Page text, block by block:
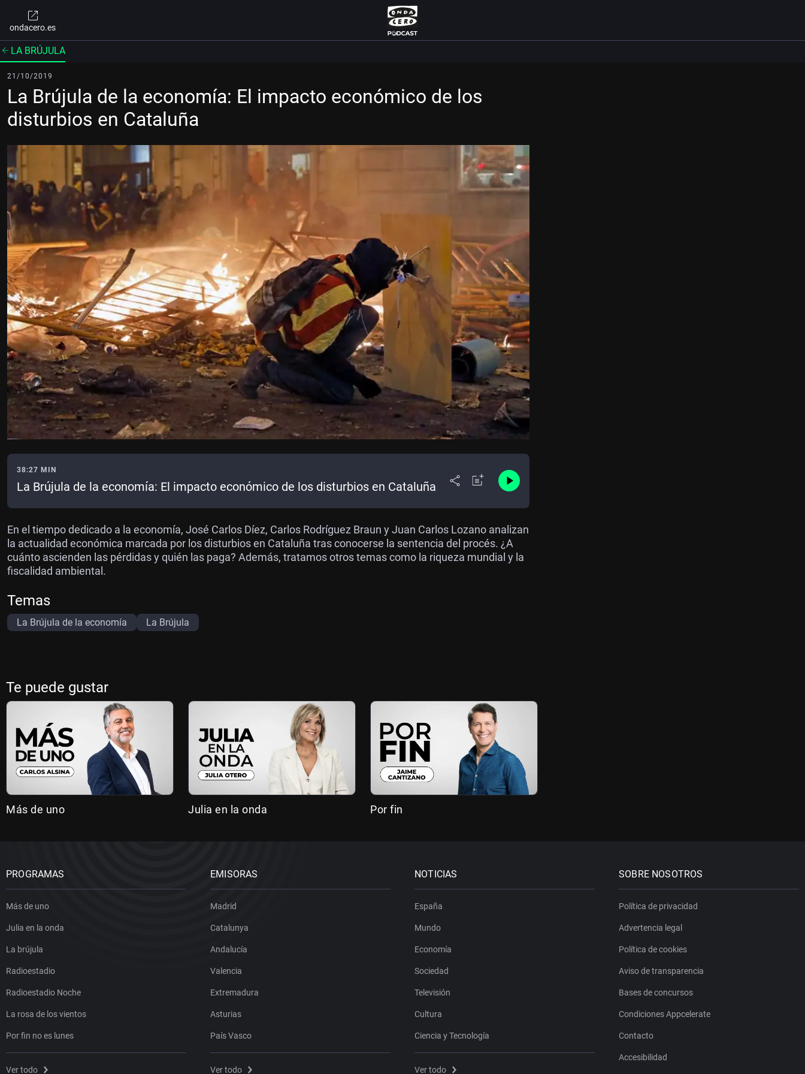
ondacero.es
LA BRÚJULA
21/10/2019
La Brújula de la economía: El impacto económico de los
disturbios en Cataluña
38:27 MIN
La Brújula de la economía: El impacto económico de los disturbios en Cataluña
En el tiempo dedicado a la economía, José Carlos Díez, Carlos Rodríguez Braun y Juan Carlos Lozano analizan
la actualidad económica marcada por los disturbios en Cataluña tras conocerse la sentencia del procés. ¿A
cuánto ascienden las pérdidas y quién las paga? Además, tratamos otros temas como la riqueza mundial y la
fiscalidad ambiental.
Temas
La Brújula de la economía La Brújula
Te puede gustar
Más de uno Julia en la onda Por fin
PROGRAMAS
Más de uno
Julia en la onda
La brújula
Radioestadio
Radioestadio Noche
La rosa de los vientos
Por fin no es lunes
Ver todo
EMISORAS
Madrid
Catalunya
Andalucía
Valencia
Extremadura
Asturias
País Vasco
Ver todo
NOTICIAS
España
Mundo
Economía
Sociedad
Televisión
Cultura
Ciencia y Tecnología
Ver todo
SOBRE NOSOTROS
Política de privacidad
Advertencia legal
Política de cookies
Aviso de transparencia
Bases de concursos
Condiciones Appcelerate
Contacto
Accesibilidad